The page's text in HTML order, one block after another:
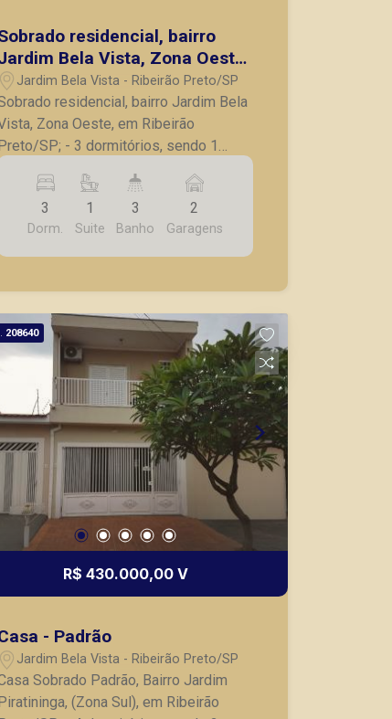
residencial, bairro
Bela Vista, Zona Oeste,
em Ribeirão Preto/SP;
Jardim Bela Vista - Ribeirão Preto/SP
residencial, bairro Jardim Bela
Zona Oeste, em Ribeirão
SP; - 3 dormitórios, sendo 1
- Banheiro social; - Sala; - Cozinha
com gabinete; - Lavanderia; - Varanda; -
Banheiro de serviço; - Quintal; - 2 vagas
de garagem. A Piramid tem como
atender seus clientes com
nos principais lançamentos da
de Ribeirão Preto.
3
Dorm.
1
Suite
3
Banho
2
Garagens
208640
R$ 430.000,00 V
- Padrão
Jardim Bela Vista - Ribeirão Preto/SP
Sobrado Padrão, Bairro Jardim
Piratininga, (Zona Sul), em Ribeirão